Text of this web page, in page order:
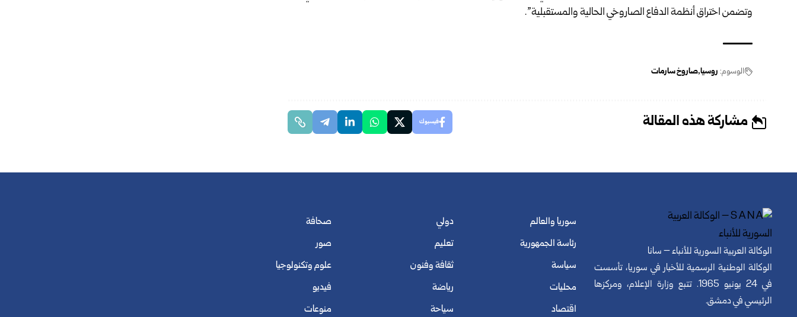
وتضمن اختراق أنظمة ‏الدفاع الصاروخي الحالية والمستقبلية”.‏
الوسوم: روسيا صاروخ سارمات
مشاركة هذه المقالة فيسبوك
الوكالة العربية السورية للأنباء – سانا
الوكالة الوطنية الرسمية للأخبار في سوريا، تأسست
في 24 يونيو 1965. تتبع وزارة الإعلام، ومركزها
الرئيسي في دمشق.
سوريا والعالم
رئاسة الجمهورية
سياسة
محليات
اقتصاد
دولي
تعليم
ثقافة وفنون
رياضة
سياحة
صحافة
صور
علوم وتكنولوجيا
فيديو
منوعات